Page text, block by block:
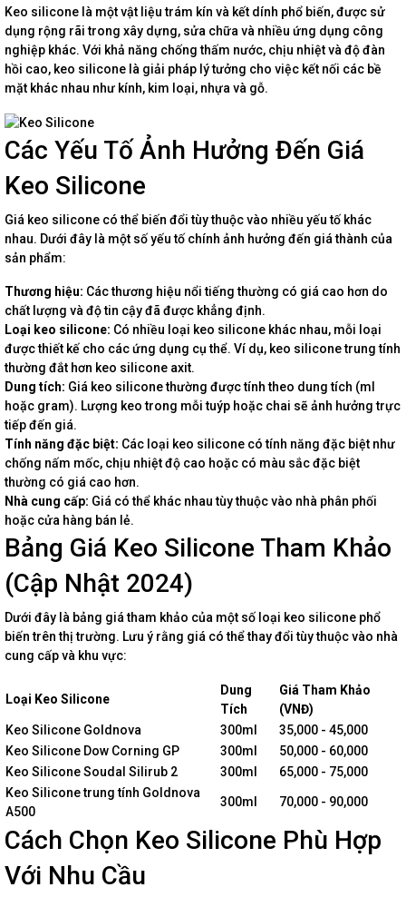
Keo silicone là một vật liệu trám kín và kết dính phổ biến, được sử
dụng rộng rãi trong xây dựng, sửa chữa và nhiều ứng dụng công
nghiệp khác. Với khả năng chống thấm nước, chịu nhiệt và độ đàn
hồi cao, keo silicone là giải pháp lý tưởng cho việc kết nối các bề
mặt khác nhau như kính, kim loại, nhựa và gỗ.
Các Yếu Tố Ảnh Hưởng Đến Giá
Keo Silicone
Giá keo silicone có thể biến đổi tùy thuộc vào nhiều yếu tố khác
nhau. Dưới đây là một số yếu tố chính ảnh hưởng đến giá thành của
sản phẩm:
Thương hiệu: Các thương hiệu nổi tiếng thường có giá cao hơn do
chất lượng và độ tin cậy đã được khẳng định.
Loại keo silicone: Có nhiều loại keo silicone khác nhau, mỗi loại
được thiết kế cho các ứng dụng cụ thể. Ví dụ, keo silicone trung tính
thường đắt hơn keo silicone axit.
Dung tích: Giá keo silicone thường được tính theo dung tích (ml
hoặc gram). Lượng keo trong mỗi tuýp hoặc chai sẽ ảnh hưởng trực
tiếp đến giá.
Tính năng đặc biệt: Các loại keo silicone có tính năng đặc biệt như
chống nấm mốc, chịu nhiệt độ cao hoặc có màu sắc đặc biệt
thường có giá cao hơn.
Nhà cung cấp: Giá có thể khác nhau tùy thuộc vào nhà phân phối
hoặc cửa hàng bán lẻ.
Bảng Giá Keo Silicone Tham Khảo
(Cập Nhật 2024)
Dưới đây là bảng giá tham khảo của một số loại keo silicone phổ
biến trên thị trường. Lưu ý rằng giá có thể thay đổi tùy thuộc vào nhà
cung cấp và khu vực:
Loại Keo Silicone
Dung
Tích
Giá Tham Khảo
(VNĐ)
Keo Silicone Goldnova
300ml
35,000 - 45,000
Keo Silicone Dow Corning GP
300ml
50,000 - 60,000
Keo Silicone Soudal Silirub 2
300ml
65,000 - 75,000
Keo Silicone trung tính Goldnova
A500
300ml 70,000 - 90,000
Cách Chọn Keo Silicone Phù Hợp
Với Nhu Cầu